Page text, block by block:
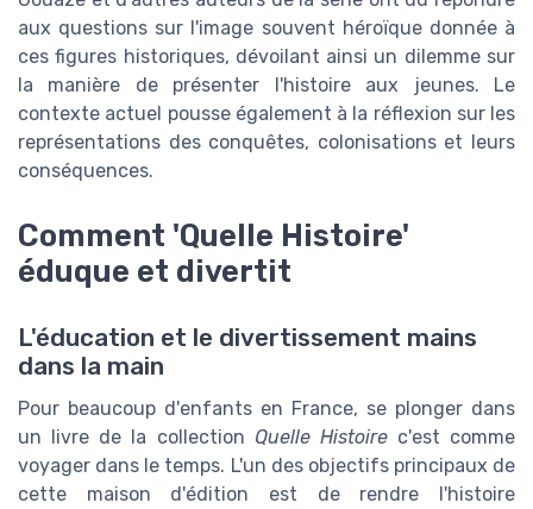
aux questions sur l'image souvent héroïque donnée à
ces figures historiques, dévoilant ainsi un dilemme sur
la manière de présenter l'histoire aux jeunes. Le
contexte actuel pousse également à la réflexion sur les
représentations des conquêtes, colonisations et leurs
conséquences.
Comment 'Quelle Histoire'
éduque et divertit
L'éducation et le divertissement mains
dans la main
Pour beaucoup d'enfants en France, se plonger dans
un livre de la collection Quelle Histoirec'est comme
voyager dans le temps. L'un des objectifs principaux de
cette maison d'édition est de rendre l'histoire